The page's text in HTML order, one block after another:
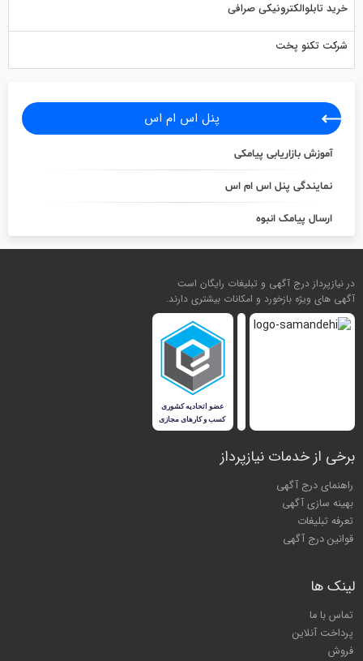
خرید تابلوالکترونیکی صرافی
شرکت تکنو پخت
پنل اس ام اس
آموزش بازاریابی پیامکی
نمایندگی پنل اس ام اس
ارسال پیامک انبوه
در نیازپرداز درج آگهی و تبلیغات رایگان است
آگهی های ویژه بازخورد و امکانات بیشتری دارند.
برخی از خدمات نیازپرداز
راهنمای درج آگهی
بهینه سازی آگهی
تعرفه تبلیغات
قوانین درج آگهی
لینک ها
تماس با ما
پرداخت آنلاین
فروش